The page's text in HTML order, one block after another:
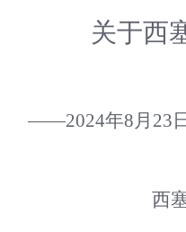
关于西
——2024年8月 23
西